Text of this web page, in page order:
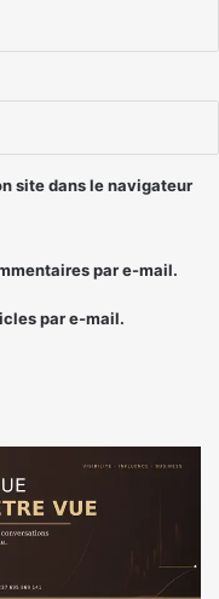
site dans le navigateur
par e-mail.
par e-mail.